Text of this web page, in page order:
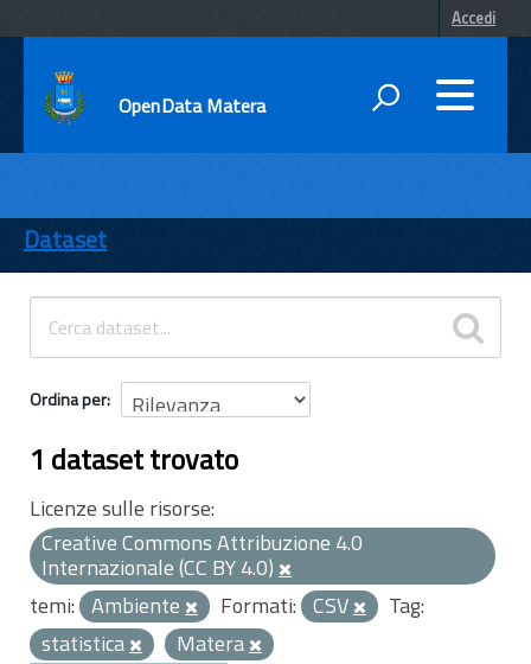
Accedi
OpenData Matera
ENTI
TEMI
INFORMAZIONI
Dataset
Ordina per
1 dataset trovato
Licenze sulle risorse:
Creative Commons Attribuzione 4.0
Internazionale (CC BY 4.0)
temi: Ambiente Formati: CSV
Tag:
statistica
Matera